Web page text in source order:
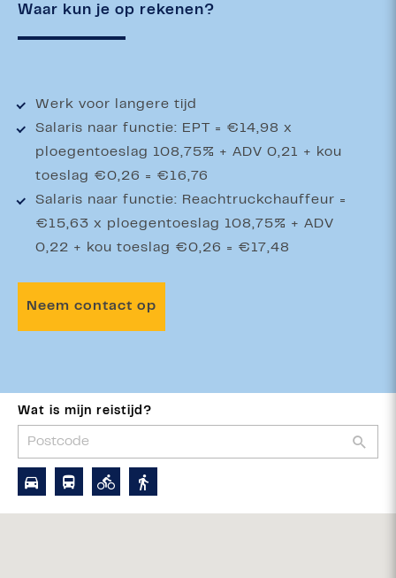
Waar kun je op rekenen?
Werk voor langere tijd
Salaris naar functie: EPT = €14,98 x
ploegentoeslag 108,75% + ADV 0,21 + kou
toeslag €0,26 = €16,76
Salaris naar functie: Reachtruckchauffeur =
€15,63 x ploegentoeslag 108,75% + ADV
0,22 + kou toeslag €0,26 = €17,48
Neem contact op
Wat is mijn reistijd?